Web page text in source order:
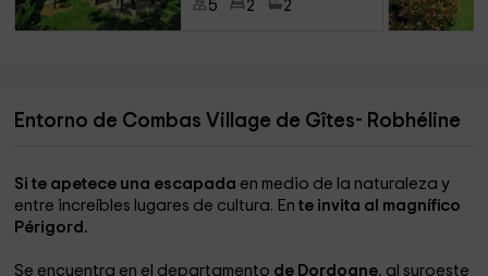
5 2 2
Entorno de Combas Village de Gîtes- Robhéline
Si te apetece una escapada en medio de la naturaleza y
entre increíbles lugares de cultura. Ente invita al magnífico
Périgord.
Se encuentra en el departamento de Dordogne, al suroeste